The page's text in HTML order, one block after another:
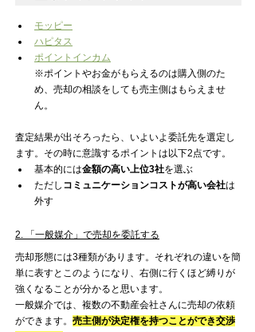
モッピー
ハピタス
ポイントインカム
※ポイントやお金がもらえるのは購入側のた
め、売却の相談をしても売主側はもらえませ
ん。
査定結果が出そろったら、いよいよ委託先を選定し
ます。その時に意識するポイントは以下2点です。
基本的には金額の高い上位3社を選ぶ
ただし コミュニケーションコストが高い会社は
外す
2. 「一般媒介」で売却を委託する
売却形態には3種類があります。それぞれの違いを簡
単に表すとこのようになり、右側に行くほど縛りが
強くなることが分かると思います。
一般媒介では、複数の不動産会社さんに売却の依頼
ができます。 売主側が決定権を持つことができ交渉